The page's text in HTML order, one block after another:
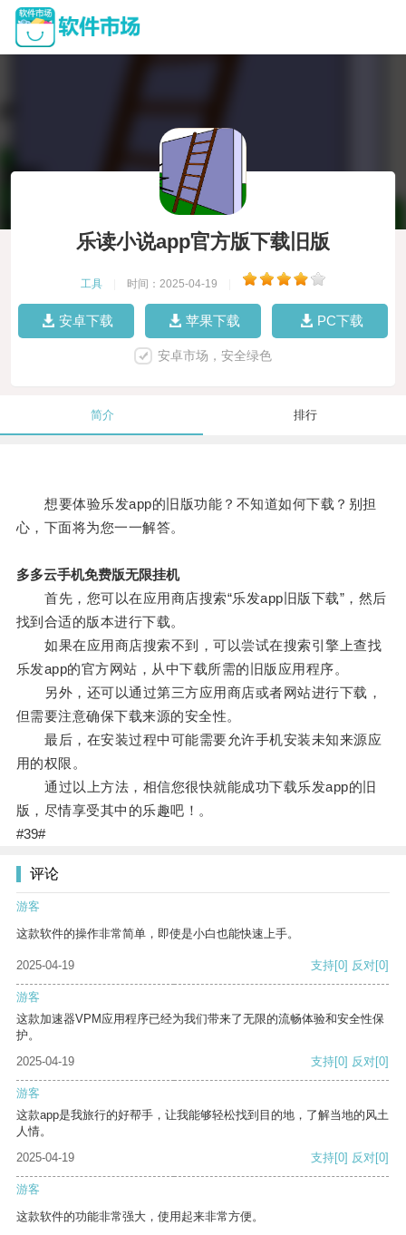
乐读小说app官方版下载旧版
工具 时间：2025-04-19
安卓下载 苹果下载 PC下载
安卓市场，安全绿色
简介 排行
想要体验乐发app的旧版功能？不知道如何下载？别担
心，下面将为您一一解答。
多多云手机免费版无限挂机
首先，您可以在应用商店搜索“乐发app旧版下载”，然后
找到合适的版本进行下载。
如果在应用商店搜索不到，可以尝试在搜索引擎上查找
乐发app的官方网站，从中下载所需的旧版应用程序。
另外，还可以通过第三方应用商店或者网站进行下载，
但需要注意确保下载来源的安全性。
最后，在安装过程中可能需要允许手机安装未知来源应
用的权限。
通过以上方法，相信您很快就能成功下载乐发app的旧
版，尽情享受其中的乐趣吧！。
#39#
评论
游客
这款软件的操作非常简单，即使是小白也能快速上手。
2025-04-19 支持[0] 反对[0]
游客
这款加速器VPM应用程序已经为我们带来了无限的流畅体验和安全性保
护。
2025-04-19
支持[0] 反对[0]
游客
这款app是我旅行的好帮手，让我能够轻松找到目的地，了解当地的风土
人情。
2025-04-19
支持[0] 反对[0]
游客
这款软件的功能非常强大，使用起来非常方便。